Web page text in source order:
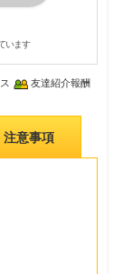
います
友達紹介報酬
注意事項